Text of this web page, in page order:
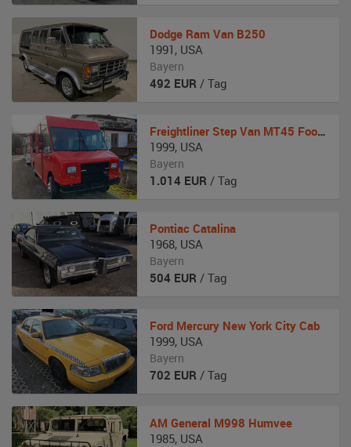
Dodge Ram Van B250
1991 , USA
Bayern
492 EUR / Tag
Freightliner Step Van MT45 Foodtruck
1999, USA
Bayern
1.014 EUR / Tag
Pontiac Catalina
1968, USA
Bayern
504 EUR / Tag
Ford Mercury New York City Cab
1999, USA
Bayern
702 EUR / Tag
AM General M998 Humvee
1985, USA